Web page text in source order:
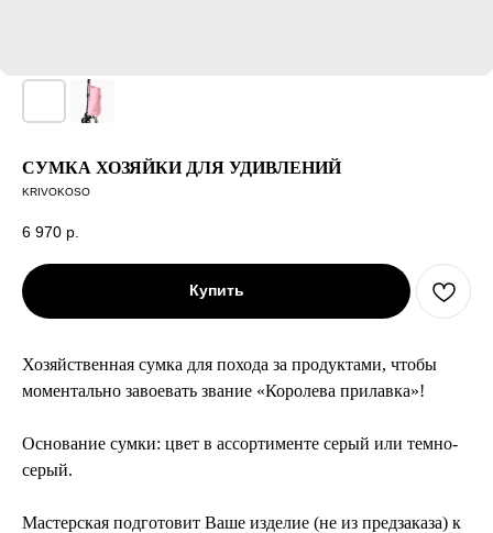
СУМКА ХОЗЯЙКИ ДЛЯ УДИВЛЕНИЙ
KRIVOKOSO
6 970 р.
Купить
Хозяйственная сумка для похода за продуктами, чтобы
моментально завоевать звание «Королева прилавка»!
Основание сумки: цвет в ассортименте серый или темно-
серый.
Мастерская подготовит Ваше изделие (не из предзаказа) к